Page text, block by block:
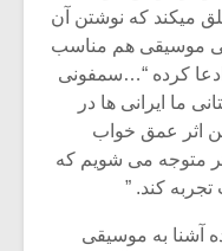
میکند که نوشتن آن
موسیقی هم مناسب
کرده “…سمفونی
ما ایرانی ها در
اثر عمق خواب
متوجه می شویم که
کند. ”
آشنا به موسیقی